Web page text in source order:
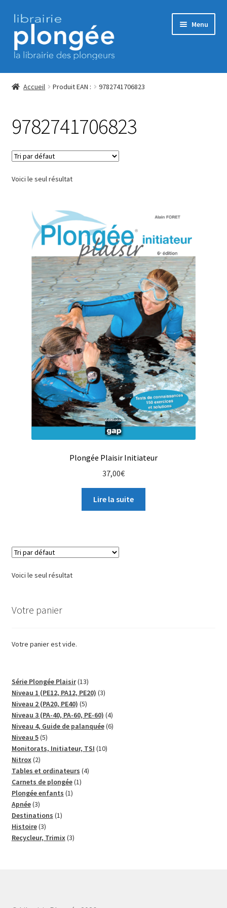
Aller
à
la
navigation
Aller
au
contenu
Menu
Accueil
CONDITIONS GENERALES DE VENTE
Contact
ERP Subscription
Revendeurs
Votre droit de rétractation
Accueil Produit EAN : 9782741706823
9782741706823
Voici le seul résultat
Plongée Plaisir Initiateur
37,00€
Lire la suite
Voici le seul résultat
Votre panier
Votre panier est vide.
Série Plongée Plaisir 1313
produits
Niveau 1 (PE12, PA12, PE20) 33
Niveau 2 (PA20, PE40) 55
produits
Niveau 3 (PA-40, PA-60, PE-60) 44
produits
Niveau 4, Guide de palanquée 66
Niveau 5 55
produits
Monitorats, Initiateur, TSI 1010
Nitrox 22
produits
Tables et ordinateurs 44
Carnets de plongée 11
Plongée enfants 11
Apnée 33
produits
Destinations 11
Histoire 33
produits
Recycleur, Trimix 33